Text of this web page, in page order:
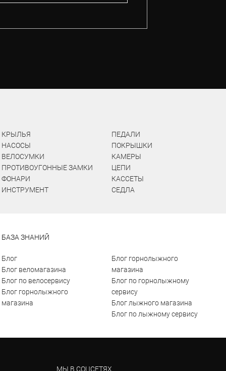
КРЫЛЬЯ
НАСОСЫ
ВЕЛОСУМКИ
ПРОТИВОУГОННЫЕ ЗАМКИ
ФОНАРИ
ИНСТРУМЕНТ
ПЕДАЛИ
ПОКРЫШКИ
КАМЕРЫ
ЦЕПИ
КАССЕТЫ
СЕДЛА
БАЗА ЗНАНИЙ
Блог
Блог веломагазина
Блог по велосервису
Блог горнолыжного
магазина
Блог горнолыжного
магазина
Блог по горнолыжному
сервису
Блог лыжного магазина
Блог по лыжному сервису
МЫ В СОЦСЕТЯХ